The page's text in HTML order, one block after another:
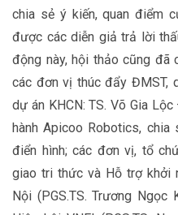
chia sẻ ý kiến, quan điểm
được các diễn giả trả lời
động này, hội thảo cũng
các đơn vị thúc đẩy ĐMST,
dự án KHCN: TS. Võ Gia
hành Apicoo Robotics,
điển hình; các đơn vị, tổ
giao tri thức và Hỗ trợ khởi
Nội (PGS.TS. Trương Ngọc